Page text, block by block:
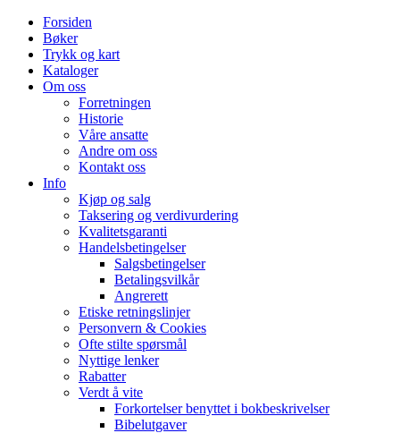
Forsiden
Bøker
Trykk og kart
Kataloger
Om oss
Forretningen
Historie
Våre ansatte
Andre om oss
Kontakt oss
Info
Kjøp og salg
Taksering og verdivurdering
Kvalitetsgaranti
Handelsbetingelser
Salgsbetingelser
Betalingsvilkår
Angrerett
Etiske retningslinjer
Personvern & Cookies
Ofte stilte spørsmål
Nyttige lenker
Rabatter
Verdt å vite
Forkortelser benyttet i bokbeskrivelser
Bibelutgaver